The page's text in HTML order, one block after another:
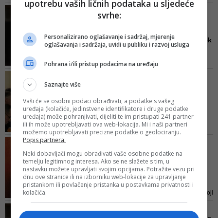
nikakva priča o podjelama ili
Izetbegović
DF ODGOVARA DENISU
Žao nam je da mlad čovjek
...
Zbog pravilnog i istinitog
dužni i obavezni objaviti stvarne
činjenice, te, konačno, svojim
pravim imenom nazvati ovakve
istupe našeg dojučerašnjeg
poslijeratnoj političkoj,
ek...
Demokratska fronta će i dalje
insistirati na bezuvjetnom
izgradnji institucija sistema koji će
osigurati ravnopravnost svih
građana na cjelokupnoj teritoriji
BiH
OSIPANJU SVOJIH ČLANOVA
Tačno je da razne 'Loje' i
'Challengeri' traže da ...
SDP-u poručujemo da smo
svjesni izazova i odgovornosti koji
stoje pred nama i da nećemo
dopustiti da zajednički projekat na
upotrebu vaših ličnih podataka u sljedeće
svrhe:
Personalizirano oglašavanje i sadržaj, mjerenje
oglašavanja i sadržaja, uvidi u publiku i razvoj usluga
Pohrana i/ili pristup podacima na uređaju
Saznajte više
Vaši će se osobni podaci obrađivati, a podatke s vašeg
uređaja (kolačiće, jedinstvene identifikatore i druge podatke
uređaja) može pohranjivati, dijeliti te im pristupati 241 partner
ili ih može upotrebljavati ova web-lokacija. Mi i naši partneri
možemo upotrebljavati precizne podatke o geolociranju.
Popis partnera.
Neki dobavljači mogu obrađivati vaše osobne podatke na
temelju legitimnog interesa. Ako se ne slažete s tim, u
nastavku možete upravljati svojim opcijama. Potražite vezu pri
dnu ove stranice ili na izborniku web-lokacije za upravljanje
pristankom ili povlačenje pristanka u postavkama privatnosti i
kolačića.